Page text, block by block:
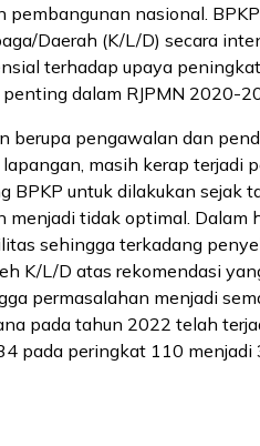
nasional.
Daerah (K/L/D) secara
terhadap upaya
dalam RJPMN 2020-
berupa pengawalan dan
masih kerap terjadi
BPKP untuk dilakukan sejak
tidak optimal. Dalam
sehingga terkadang
K/L/D atas rekomendasi
permasalahan menjadi
pada tahun 2022 telah
pada peringkat 110 menjadi